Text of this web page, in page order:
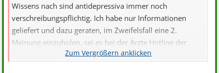
Wissens nach sind antidepressiva immer noch
verschreibungspflichtig. Ich habe nur Informationen
geliefert und dazu geraten, im Zweifelsfall eine 2.
Meinung einzuholen, sei es bei der Ärzte Hotline der
Krankenkasse, der unabhängigen Patienten Beratung der